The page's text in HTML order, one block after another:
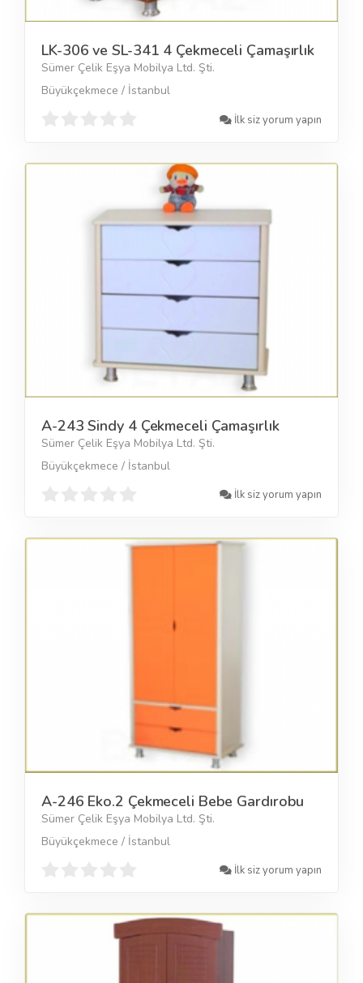
LK-306 ve SL-341 4 Çekmeceli Çamaşırlık
Sümer Çelik Eşya Mobilya Ltd. Şti.
Büyükçekmece / İstanbul
İlk siz yorum yapın
A-243 Sindy 4 Çekmeceli Çamaşırlık
Sümer Çelik Eşya Mobilya Ltd. Şti.
Büyükçekmece / İstanbul
İlk siz yorum yapın
A-246 Eko.2 Çekmeceli Bebe Gardırobu
Sümer Çelik Eşya Mobilya Ltd. Şti.
Büyükçekmece / İstanbul
İlk siz yorum yapın